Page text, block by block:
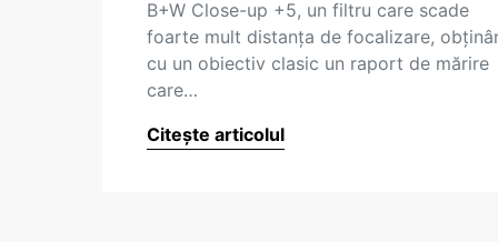
B+W Close-up +5, un filtru care scade
foarte mult distanța de focalizare,
cu un obiectiv clasic un raport de mărire
care…
Citește articolul